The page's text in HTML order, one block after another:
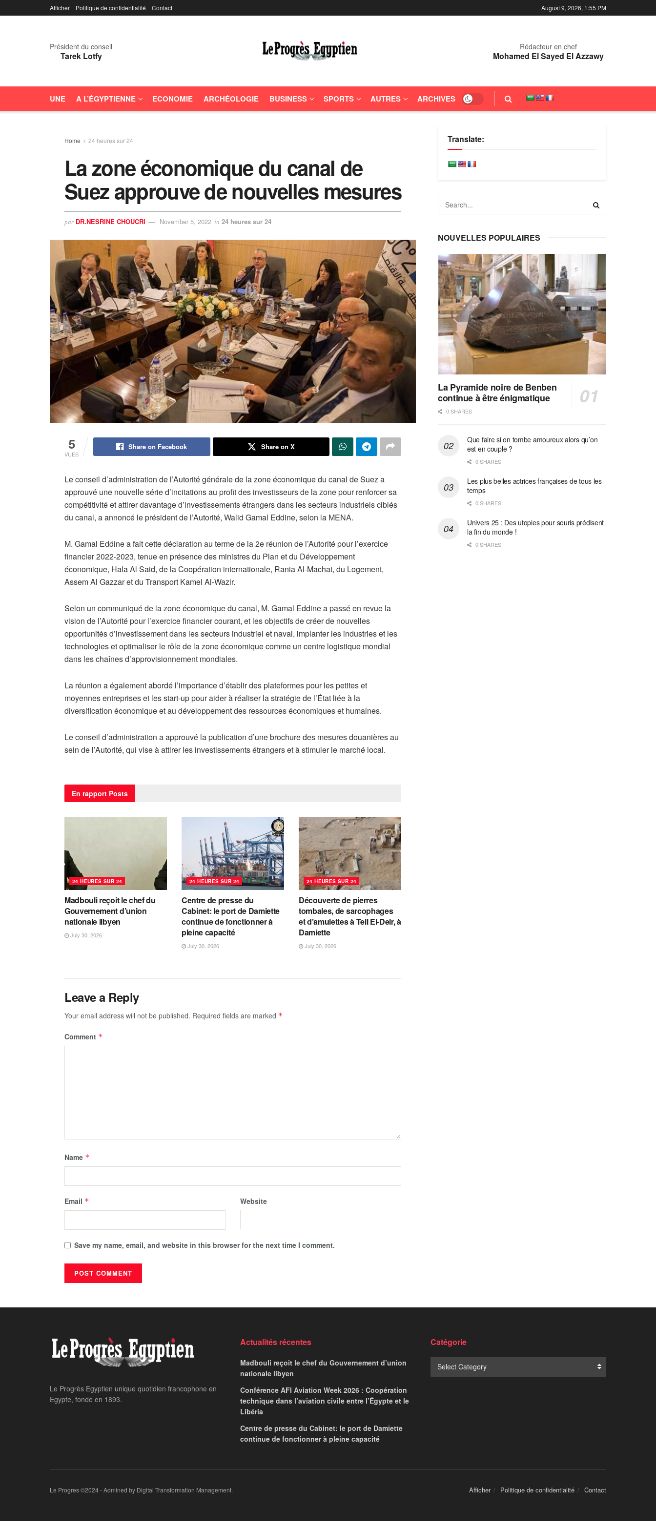
Afficher Politique de confidentialité Contact August 9, 2026, 1:55 PM
Président du conseil
Tarek Lotfy
Rédacteur en chef
Mohamed El Sayed El Azzawy
UNE A L’ÉGYPTIENNE ECONOMIE ARCHÉOLOGIE BUSINESS SPORTS AUTRES ARCHIVES
Home 24 heures sur 24
La zone économique du canal de
Suez approuve de nouvelles mesures
par DR.NESRINE CHOUCRI November 5, 2022 in 24 heures sur 24
5
VUES
Share on Facebook Share on X
Le conseil d’administration de l’Autorité générale de la zone économique du canal de Suez a
approuvé une nouvelle série d’incitations au profit des investisseurs de la zone pour renforcer sa
compétitivité et attirer davantage d’investissements étrangers dans les secteurs industriels ciblés
du canal, a annoncé le président de l’Autorité, Walid Gamal Eddine, selon la MENA.
M. Gamal Eddine a fait cette déclaration au terme de la 2e réunion de l’Autorité pour l’exercice
financier 2022-2023, tenue en présence des ministres du Plan et du Développement
économique, Hala Al Said, de la Coopération internationale, Rania Al-Machat, du Logement,
Assem Al Gazzar et du Transport Kamel Al-Wazir.
Selon un communiqué de la zone économique du canal, M. Gamal Eddine a passé en revue la
vision de l’Autorité pour l’exercice financier courant, et les objectifs de créer de nouvelles
opportunités d’investissement dans les secteurs industriel et naval, implanter les industries et les
technologies et optimaliser le rôle de la zone économique comme un centre logistique mondial
dans les chaînes d’approvisionnement mondiales.
La réunion a également abordé l’importance d’établir des plateformes pour les petites et
moyennes entreprises et les start-up pour aider à réaliser la stratégie de l’État liée à la
diversification économique et au développement des ressources économiques et humaines.
Le conseil d’administration a approuvé la publication d’une brochure des mesures douanières au
sein de l’Autorité, qui vise à attirer les investissements étrangers et à stimuler le marché local.
En rapport Posts
24 HEURES SUR 24
Madbouli reçoit le chef du
Gouvernement d’union
nationale libyen
July 30, 2026
24 HEURES SUR 24
Centre de presse du
Cabinet: le port de Damiette
continue de fonctionner à
pleine capacité
July 30, 2026
24 HEURES SUR 24
Découverte de pierres
tombales, de sarcophages
et d’amulettes à Tell El-Deir, à
Damiette
July 30, 2026
Leave a Reply
Your email address will not be published. Required fields are marked *
Comment *
Name *
Email * Website
Save my name, email, and website in this browser for the next time I comment.
Translate:
NOUVELLES POPULAIRES
La Pyramide noire de Benben
continue à être énigmatique
0 SHARES
Que faire si on tombe amoureux alors qu’on
est en couple ?
0 SHARES
Les plus belles actrices françaises de tous les
temps
0 SHARES
Univers 25 : Des utopies pour souris prédisent
la fin du monde !
0 SHARES
24 heures sur 24
L’IDSC consacre une section à la
COP27 sur son site Internet
24 heures sur 24
Translate: